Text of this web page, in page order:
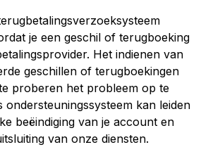
je een geschil of terugboeking
Het indienen van
geschillen of terugboekingen
proberen het probleem op te
ondersteuningssysteem kan leiden
beëindiging van je account en
van onze diensten.